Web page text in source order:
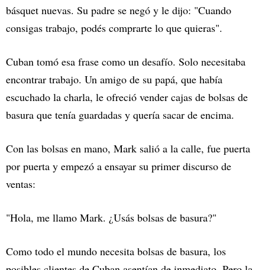
básquet nuevas. Su padre se negó y le dijo: "Cuando
consigas trabajo, podés comprarte lo que quieras".
Cuban tomó esa frase como un desafío. Solo necesitaba
encontrar trabajo. Un amigo de su papá, que había
escuchado la charla, le ofreció vender cajas de bolsas de
basura que tenía guardadas y quería sacar de encima.
Con las bolsas en mano, Mark salió a la calle, fue puerta
por puerta y empezó a ensayar su primer discurso de
ventas:
"Hola, me llamo Mark. ¿Usás bolsas de basura?"
Como todo el mundo necesita bolsas de basura, los